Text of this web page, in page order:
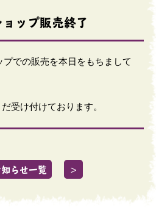
ップ販売終了
での販売を本日をもちまして
受け付けております。
らせ一覧 ＞